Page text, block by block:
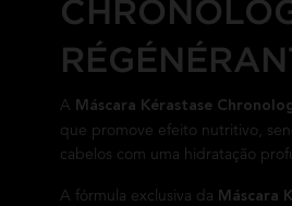
A Máscara Kérastase
que promove efeito nutritivo,
cabelos com uma hidratação
A fórmula exclusiva da Máscara